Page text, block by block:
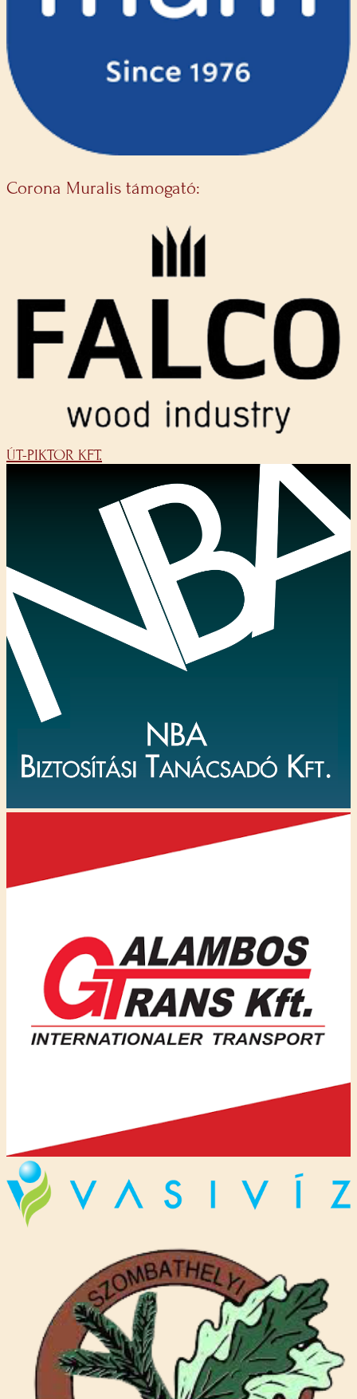
Corona Muralis támogató:
ÚT-PIKTOR KFT.